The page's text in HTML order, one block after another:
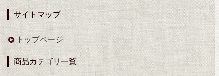
サイトマップ
トップページ
商品カテゴリ一覧